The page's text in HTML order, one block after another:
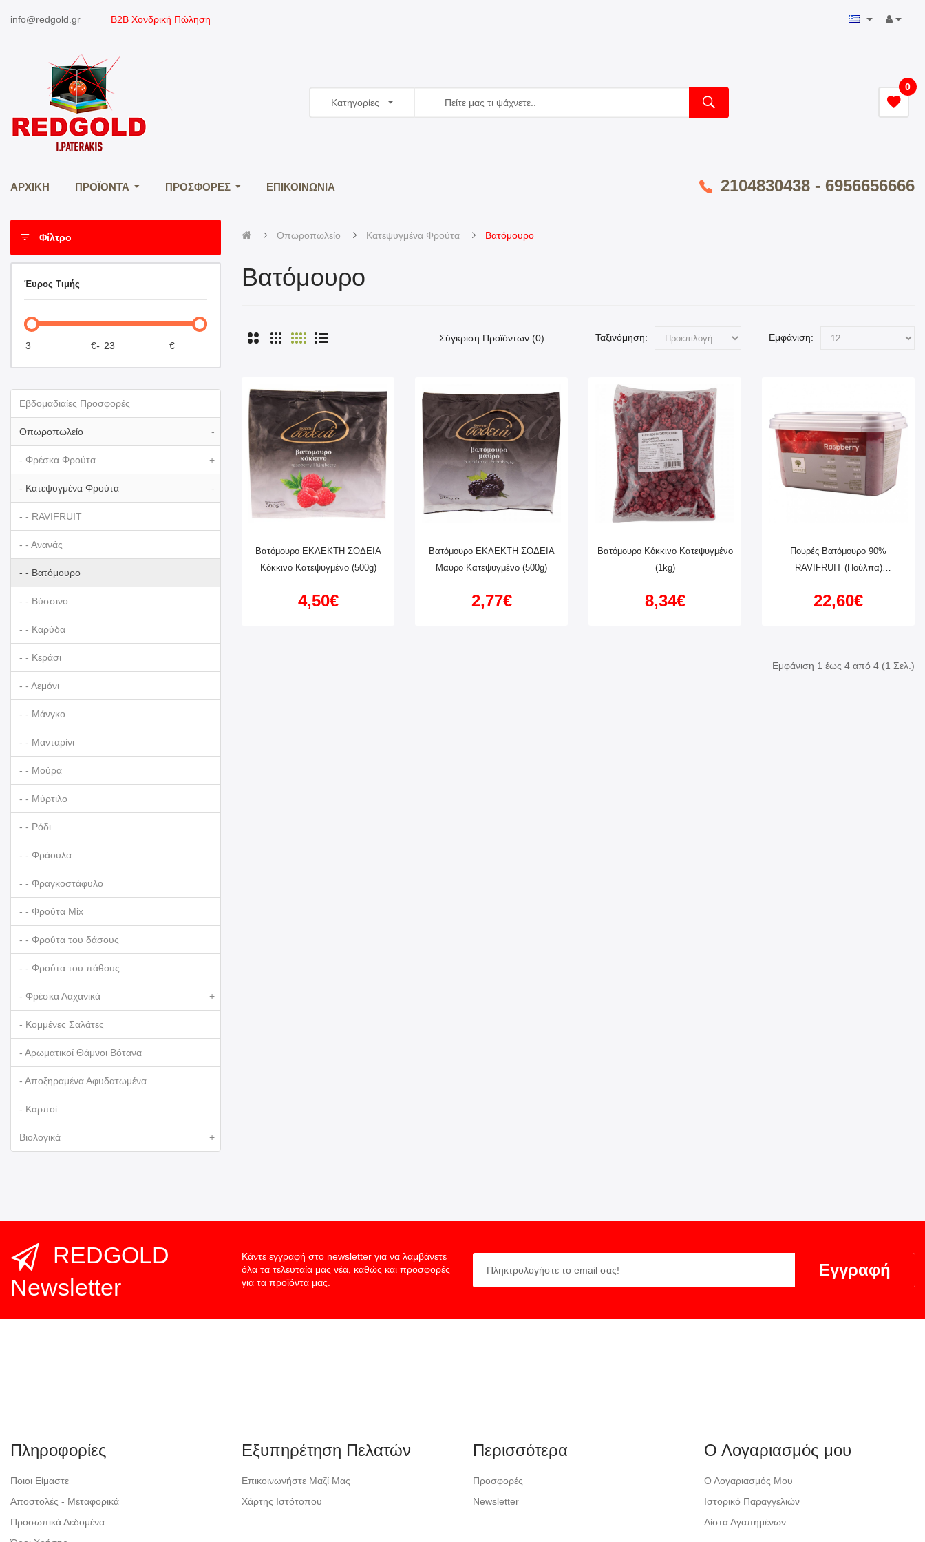
info@redgold.gr Β2B Χονδρική Πώληση
0
Κατηγορίες
ΑΡΧΙΚΉ ΠΡΟΪΌΝΤΑ ΠΡΟΣΦΟΡΈΣ ΕΠΙΚΟΙΝΩΝΊΑ 2104830438 - 6956656666
Φίλτρο
Έυρος Τιμής
€- €
Εβδομαδιαίες Προσφορές
Οπωροπωλείο -
- Φρέσκα Φρούτα +
- Κατεψυγμένα Φρούτα -
- - RAVIFRUIT
- - Ανανάς
- - Βατόμουρο
- - Βύσσινο
- - Καρύδα
- - Κεράσι
- - Λεμόνι
- - Μάνγκο
- - Μανταρίνι
- - Μούρα
- - Μύρτιλο
- - Ρόδι
- - Φράουλα
- - Φραγκοστάφυλο
- - Φρούτα Mix
- - Φρούτα του δάσους
- - Φρούτα του πάθους
- Φρέσκα Λαχανικά +
- Κομμένες Σαλάτες
- Αρωματικοί Θάμνοι Βότανα
- Αποξηραμένα Αφυδατωμένα
- Καρποί
Βιολογικά +
Οπωροπωλείο Κατεψυγμένα Φρούτα Βατόμουρο
Βατόμουρο
Σύγκριση Προϊόντων (0) Ταξινόμηση: Εμφάνιση:
Βατόμουρο ΕΚΛΕΚΤΗ ΣΟΔΕΙΑ
Κόκκινο Κατεψυγμένο (500g)
4,50€
Βατόμουρο ΕΚΛΕΚΤΗ ΣΟΔΕΙΑ
Μαύρο Κατεψυγμένο (500g)
2,77€
Βατόμουρο Κόκκινο Κατεψυγμένο
(1kg)
8,34€
Πουρές Βατόμουρο 90%
RAVIFRUIT (πούλπα)
22,60€
Εμφάνιση 1 έως 4 από 4 (1 Σελ.)
REDGOLD
Newsletter
Κάντε εγγραφή στο newsletter για να λαμβάνετε
όλα τα τελευταία μας νέα, καθώς και προσφορές
για τα προϊόντα μας.
Εγγραφή
Πληροφορίες
Ποιοι Είμαστε
Αποστολές - Μεταφορικά
Προσωπικά Δεδομένα
Εξυπηρέτηση Πελατών
Επικοινωνήστε Μαζί Μας
Χάρτης Ιστότοπου
Περισσότερα
Προσφορές
Newsletter
Ο Λογαριασμός μου
Ο Λογαριασμός Μου
Ιστορικό Παραγγελιών
Λίστα Αγαπημένων